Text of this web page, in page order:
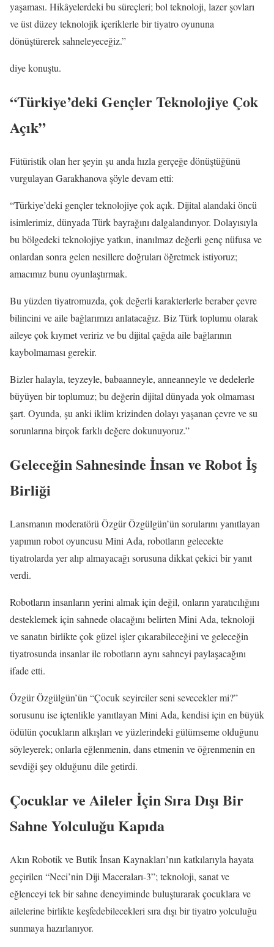
yaşaması. Hikâyelerdeki bu süreçleri; bol teknoloji, lazer şovları
ve üst düzey teknolojik içeriklerle bir tiyatro oyununa
dönüştürerek sahneleyeceğiz.”
diye konuştu.
“Türkiye’deki Gençler Teknolojiye Çok
Açık”
Fütüristik olan her şeyin şu anda hızla gerçeğe dönüştüğünü
vurgulayan Garakhanova şöyle devam etti:
“Türkiye’deki gençler teknolojiye çok açık. Dijital alandaki öncü
isimlerimiz, dünyada Türk bayrağını dalgalandırıyor. Dolayısıyla
bu bölgedeki teknolojiye yatkın, inanılmaz değerli genç nüfusa ve
onlardan sonra gelen nesillere doğruları öğretmek istiyoruz;
amacımız bunu oyunlaştırmak.
Bu yüzden tiyatromuzda, çok değerli karakterlerle beraber çevre
bilincini ve aile bağlarımızı anlatacağız. Biz Türk toplumu olarak
aileye çok kıymet veririz ve bu dijital çağda aile bağlarının
kaybolmaması gerekir.
Bizler halayla, teyzeyle, babaanneyle, anneanneyle ve dedelerle
büyüyen bir toplumuz; bu değerin dijital dünyada yok olmaması
şart. Oyunda, şu anki iklim krizinden dolayı yaşanan çevre ve su
sorunlarına birçok farklı değere dokunuyoruz.”
Geleceğin Sahnesinde İnsan ve Robot İş
Birliği
Lansmanın moderatörü Özgür Özgülgün’ün sorularını yanıtlayan
yapımın robot oyuncusu Mini Ada, robotların gelecekte
tiyatrolarda yer alıp almayacağı sorusuna dikkat çekici bir yanıt
verdi.
Robotların insanların yerini almak için değil, onların yaratıcılığını
desteklemek için sahnede olacağını belirten Mini Ada, teknoloji
ve sanatın birlikte çok güzel işler çıkarabileceğini ve geleceğin
tiyatrosunda insanlar ile robotların aynı sahneyi paylaşacağını
ifade etti.
Özgür Özgülgün’ün “Çocuk seyirciler seni sevecekler mi?”
sorusunu ise içtenlikle yanıtlayan Mini Ada, kendisi için en büyük
ödülün çocukların alkışları ve yüzlerindeki gülümseme olduğunu
söyleyerek; onlarla eğlenmenin, dans etmenin ve öğrenmenin en
sevdiği şey olduğunu dile getirdi.
Çocuklar ve Aileler İçin Sıra Dışı Bir
Sahne Yolculuğu Kapıda
Akın Robotik ve Butik İnsan Kaynakları’nın katkılarıyla hayata
geçirilen “Neci’nin Diji Maceraları-3”; teknoloji, sanat ve
eğlenceyi tek bir sahne deneyiminde buluşturarak çocuklara ve
ailelerine birlikte keşfedebilecekleri sıra dışı bir tiyatro yolculuğu
sunmaya hazırlanıyor.